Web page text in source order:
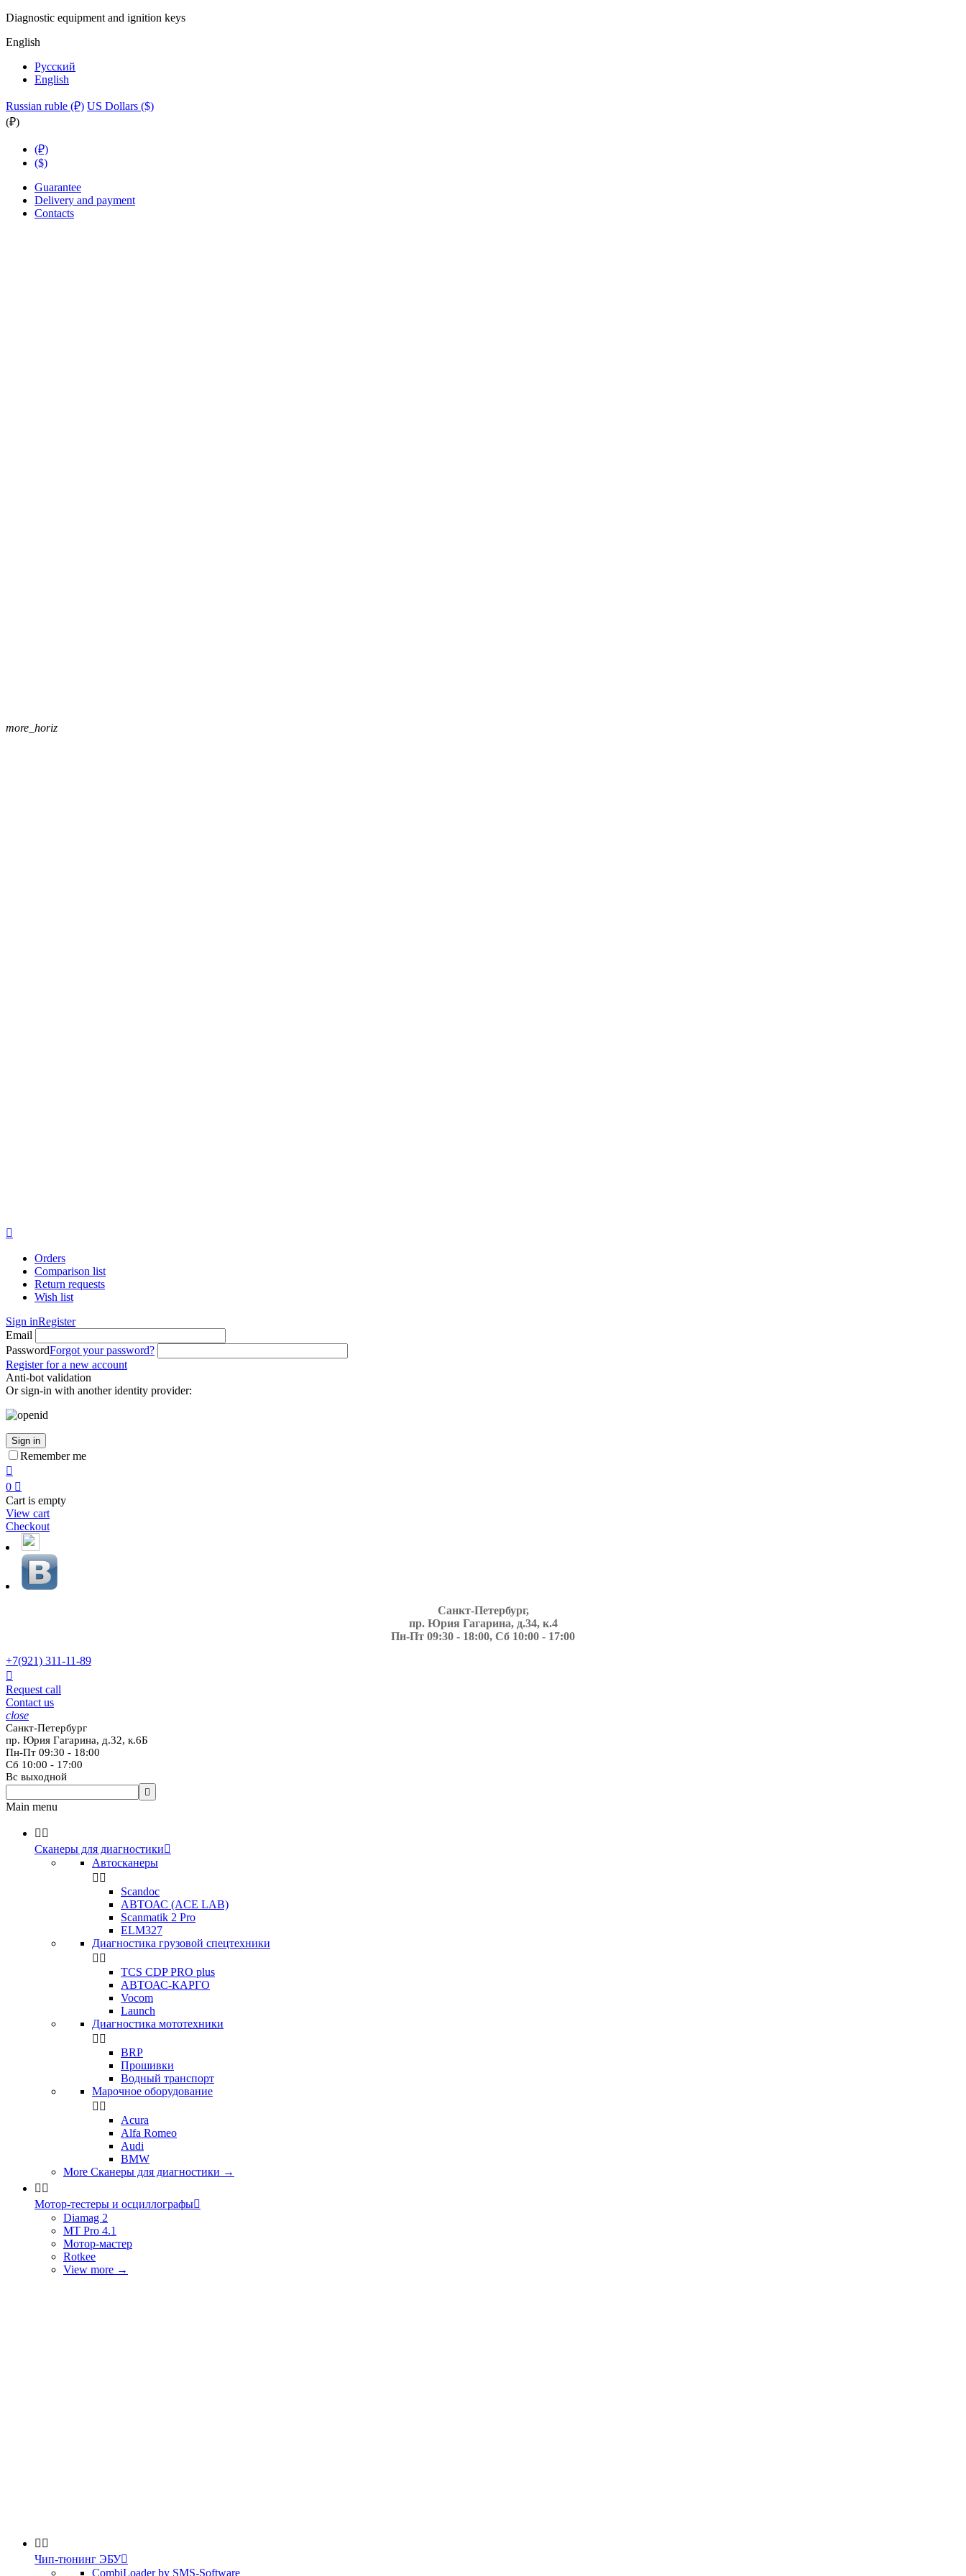
Diagnostic equipment and ignition keys
English
Русский
English
Russian ruble (₽) US Dollars ($)
(₽)
(₽)
($)
Guarantee
Delivery and payment
Contacts
more_horiz

Orders
Comparison list
Return requests
Wish list
Sign inRegister
Email
PasswordForgot your password?
Register for a new account
Anti-bot validation
Or sign-in with another identity provider:
Sign in
Remember me

0 
Cart is empty
View cart
Checkout
Санкт-Петербург,
пр. Юрия Гагарина, д.34, к.4
Пн-Пт 09:30 - 18:00, Сб 10:00 - 17:00
+7(921) 311-11-89

Request call
Contact us
close
Санкт-Петербург
пр. Юрия Гагарина, д.32, к.6Б
Пн-Пт 09:30 - 18:00
Сб 10:00 - 17:00
Вс выходной

Main menu
 
Сканеры для диагностики
Автосканеры
 
Scandoc
АВТОАС (ACE LAB)
Scanmatik 2 Pro
ELM327
Диагностика грузовой спецтехники
 
TCS CDP PRO plus
АВТОАС-КАРГО
Vocom
Launch
Диагностика мототехники
 
BRP
Прошивки
Водный транспорт
Марочное оборудование
 
Acura
Alfa Romeo
Audi
BMW
More Сканеры для диагностики →
 
Мотор-тестеры и осциллографы
Diamag 2
MT Pro 4.1
Мотор-мастер
Rotkee
View more →
 
Чип-тюнинг ЭБУ
CombiLoader by SMS-Software